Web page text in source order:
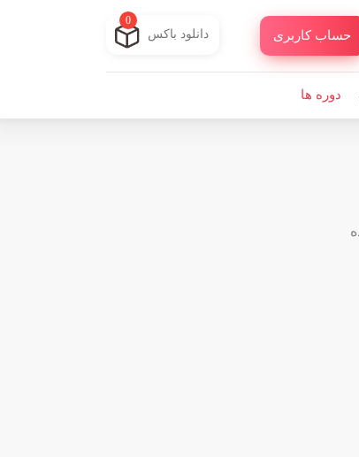
حساب کاربری دانلود باکس
0
دوره ها